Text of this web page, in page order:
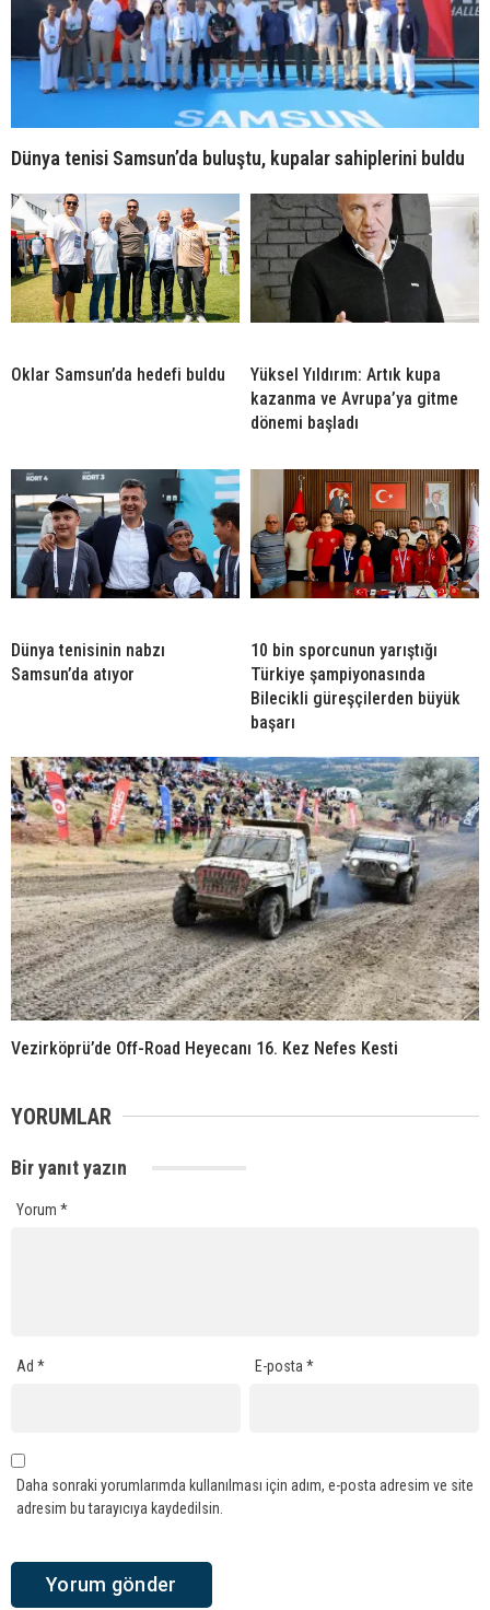
Dünya tenisi Samsun’da buluştu, kupalar sahiplerini buldu
Oklar Samsun’da hedefi buldu
Yüksel Yıldırım: Artık kupa
kazanma ve Avrupa’ya gitme
dönemi başladı
Dünya tenisinin nabzı
Samsun’da atıyor
10 bin sporcunun yarıştığı
Türkiye şampiyonasında
Bilecikli güreşçilerden büyük
başarı
Vezirköprü’de Off-Road Heyecanı 16. Kez Nefes Kesti
YORUMLAR
Bir yanıt yazın
Yorum *
Ad * E-posta*
Daha sonraki yorumlarımda kullanılması için adım, e-posta adresim ve site
adresim bu tarayıcıya kaydedilsin.